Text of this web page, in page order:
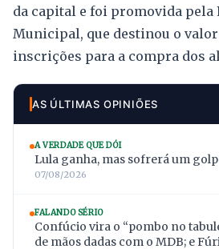
da capital e foi promovida pela
Municipal, que destinou o
inscrições para a compra dos
AS ÚLTIMAS OPINIÕES
A VERDADE QUE DÓI
Lula ganha, mas sofrerá um
07/08/2026
FALANDO SÉRIO
Confúcio vira o “pombo no
de mãos dadas com o MDB; e